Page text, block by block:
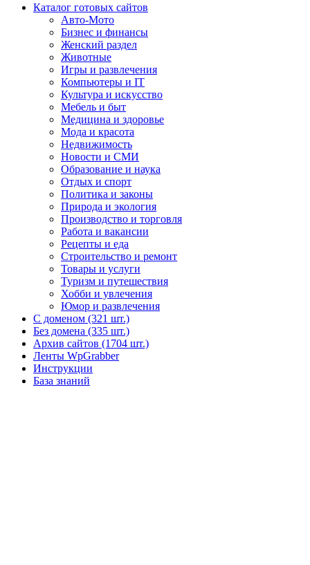
Каталог готовых сайтов
Авто-Мото
Бизнес и финансы
Женский раздел
Животные
Игры и развлечения
Компьютеры и IT
Культура и искусство
Мебель и быт
Медицина и здоровье
Мода и красота
Недвижимость
Новости и СМИ
Образование и наука
Отдых и спорт
Политика и законы
Природа и экология
Производство и торговля
Работа и вакансии
Рецепты и еда
Строительство и ремонт
Товары и услуги
Туризм и путешествия
Хобби и увлечения
Юмор и развлечения
С доменом (321 шт.)
Без домена (335 шт.)
Архив сайтов (1704 шт.)
Ленты WpGrabber
Инструкции
База знаний